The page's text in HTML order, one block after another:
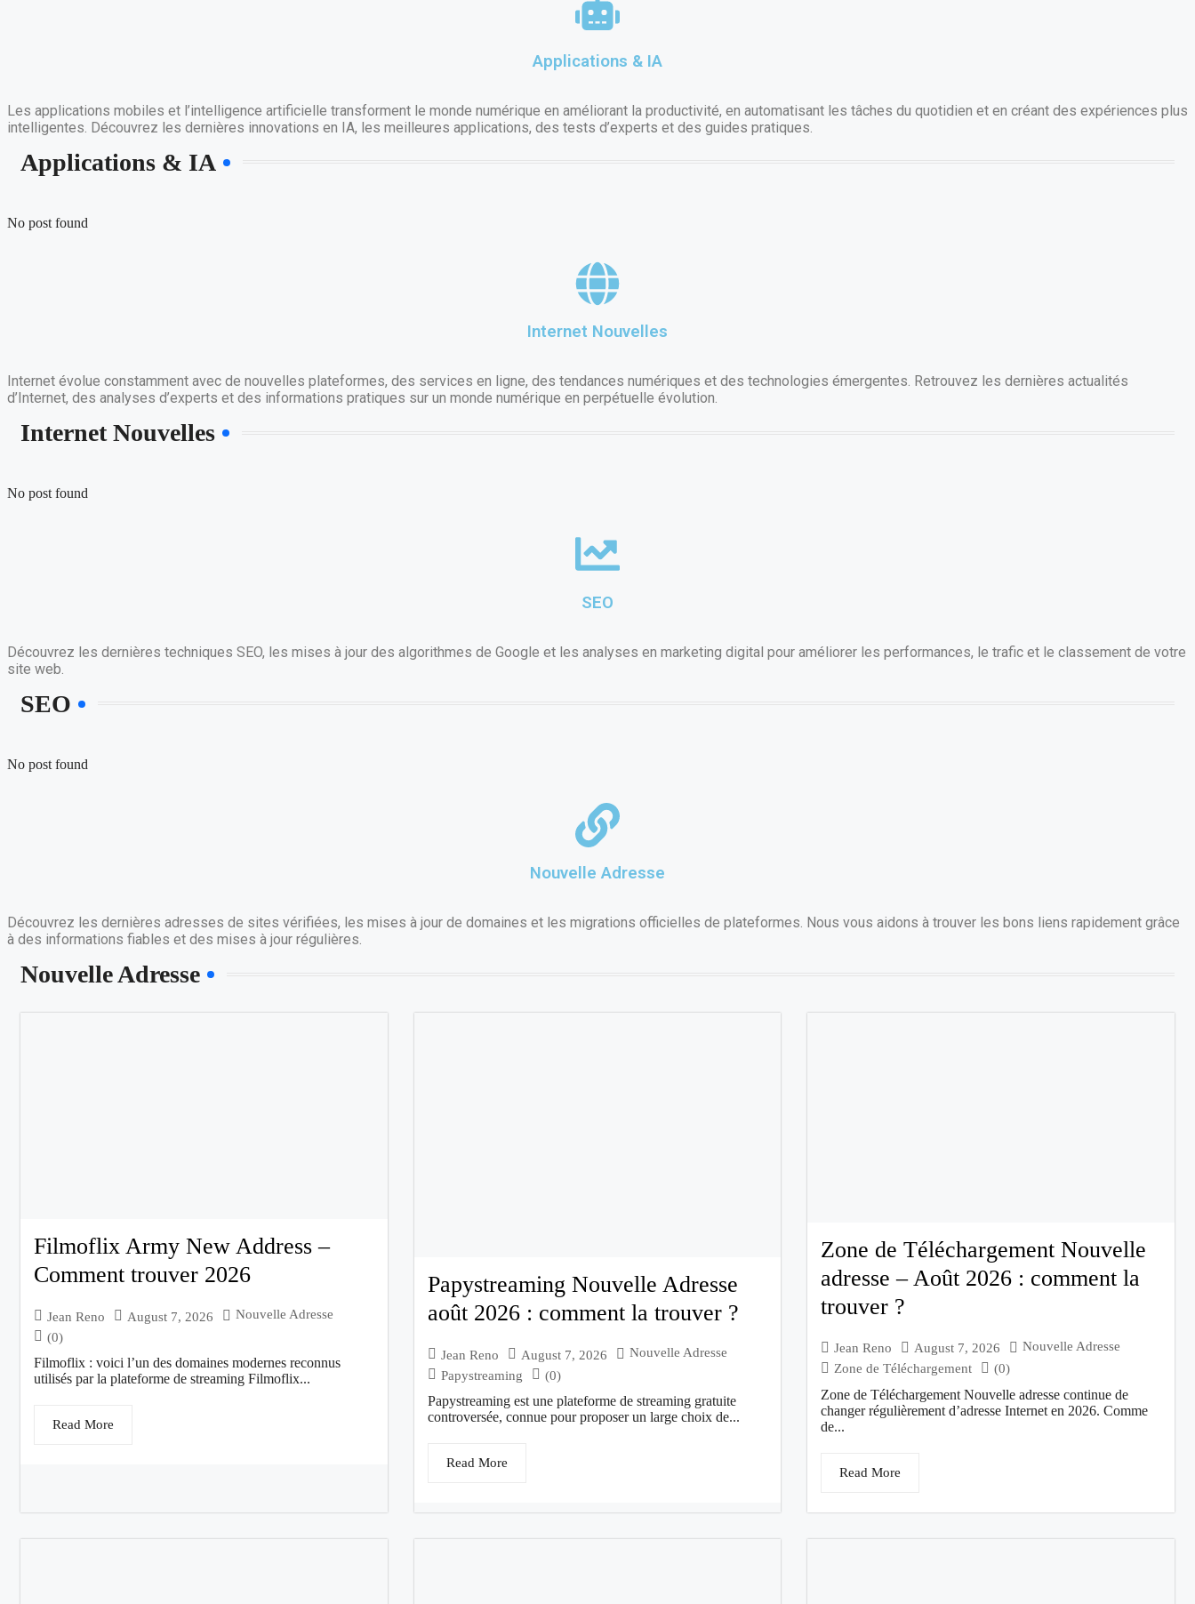
Applications & IA
Les applications mobiles et l’intelligence artificielle transforment le monde numérique en améliorant la productivité, en automatisant les tâches du quotidien et en créant des expériences plus
intelligentes. Découvrez les dernières innovations en IA, les meilleures applications, des tests d’experts et des guides pratiques.
Applications & IA
No post found
Internet Nouvelles
Internet évolue constamment avec de nouvelles plateformes, des services en ligne, des tendances numériques et des technologies émergentes. Retrouvez les dernières actualités
d’Internet, des analyses d’experts et des informations pratiques sur un monde numérique en perpétuelle évolution.
Internet Nouvelles
No post found
SEO
Découvrez les dernières techniques SEO, les mises à jour des algorithmes de Google et les analyses en marketing digital pour améliorer les performances, le trafic et le classement de votre
site web.
SEO
No post found
Nouvelle Adresse
Découvrez les dernières adresses de sites vérifiées, les mises à jour de domaines et les migrations officielles de plateformes. Nous vous aidons à trouver les bons liens rapidement grâce
à des informations fiables et des mises à jour régulières.
Nouvelle Adresse
Filmoflix Army New Address –
Comment trouver 2026
Jean Reno August 7, 2026
Nouvelle Adresse
(0)
Filmoflix : voici l’un des domaines modernes reconnus
utilisés par la plateforme de streaming Filmoflix...
Read More
Papystreaming Nouvelle Adresse
août 2026 : comment la trouver ?
Jean Reno August 7, 2026
Nouvelle Adresse
Papystreaming
(0)
Papystreaming est une plateforme de streaming gratuite
controversée, connue pour proposer un large choix de...
Read More
Zone de Téléchargement Nouvelle
adresse – Août 2026 : comment la
trouver ?
Jean Reno August 7, 2026
Nouvelle Adresse
Zone de Téléchargement
(0)
Zone de Téléchargement Nouvelle adresse continue de
changer régulièrement d’adresse Internet en 2026. Comme
de...
Read More